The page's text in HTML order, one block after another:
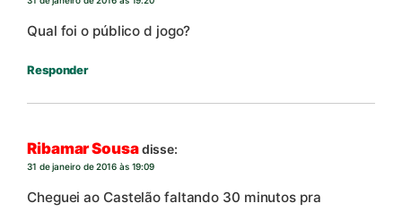
Qual foi o público d jogo?
Responder
Ribamar Sousadisse:
31 de janeiro de 2016 às 19:09
Cheguei ao Castelão faltando 30 minutos pra